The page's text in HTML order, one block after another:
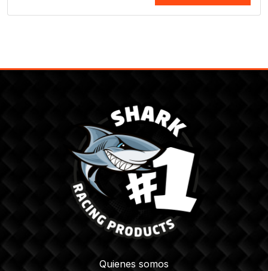
Quienes somos